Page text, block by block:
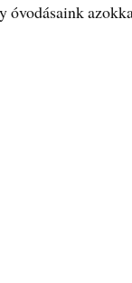
óvodásaink